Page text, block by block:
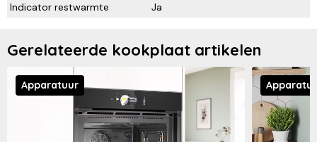
Indicator restwarmte Ja
Gerelateerde kookplaat artikelen
Apparatuur